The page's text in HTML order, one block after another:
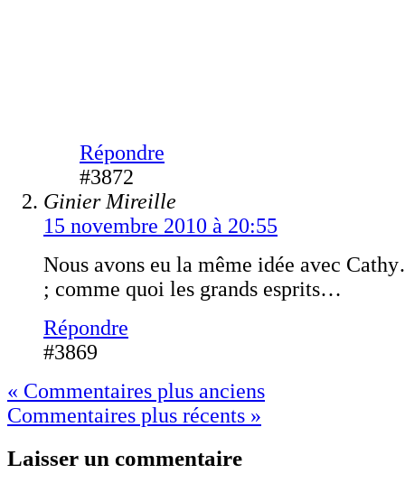
Répondre
#3872
Ginier Mireille
15 novembre 2010 à 20:55
Nous avons eu la même idée avec
; comme quoi les grands esprits…
Répondre
#3869
« Commentaires plus anciens
Commentaires plus récents »
Laisser un commentaire